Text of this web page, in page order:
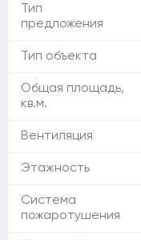
Тип
предложения
Тип объекта
Общая площадь,
кв.м.
Вентиляция
Этажность
Система
пожаротушения